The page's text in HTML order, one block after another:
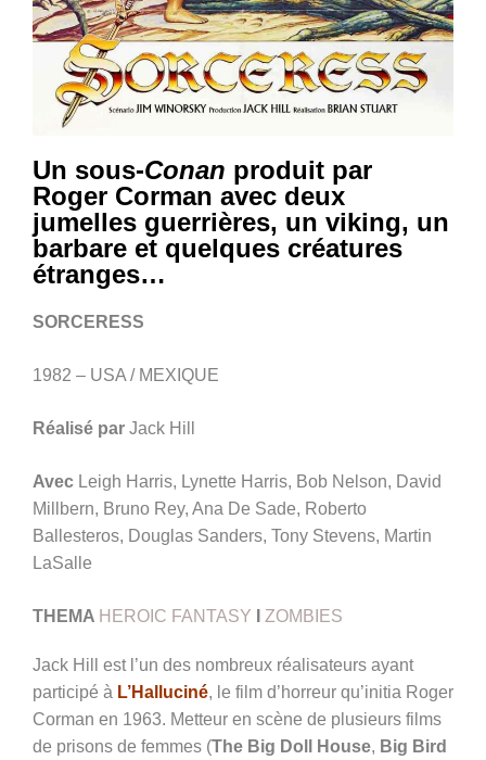
Un sous-Conan produit par
Roger Corman avec deux
jumelles guerrières, un viking, un
barbare et quelques créatures
étranges…
SORCERESS
1982 – USA / MEXIQUE
Réalisé par Jack Hill
Avec Leigh Harris, Lynette Harris, Bob Nelson, David
Millbern, Bruno Rey, Ana De Sade, Roberto
Ballesteros, Douglas Sanders, Tony Stevens, Martin
LaSalle
THEMA HEROIC FANTASY ZOMBIES
Jack Hill est l’un des nombreux réalisateurs ayant
participé à L’Halluciné, le film d’horreur qu’initia Roger
Corman en 1963. Metteur en scène de plusieurs films
de prisons de femmes (The Big Doll House, Big Bird